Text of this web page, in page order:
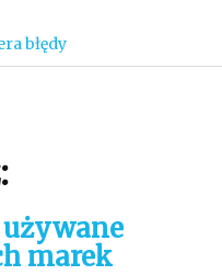
błędy
marek